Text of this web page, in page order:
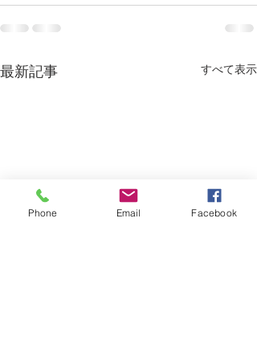
最新記事 すべて表示
Phone Email Facebook